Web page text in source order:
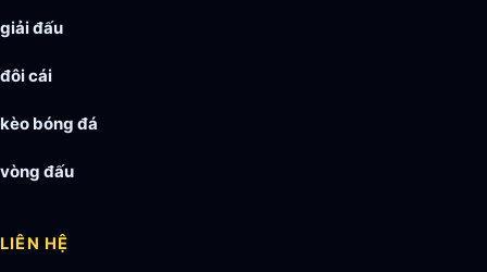
giải đấu
đôi cái
kèo bóng đá
vòng đấu
LIÊN HỆ